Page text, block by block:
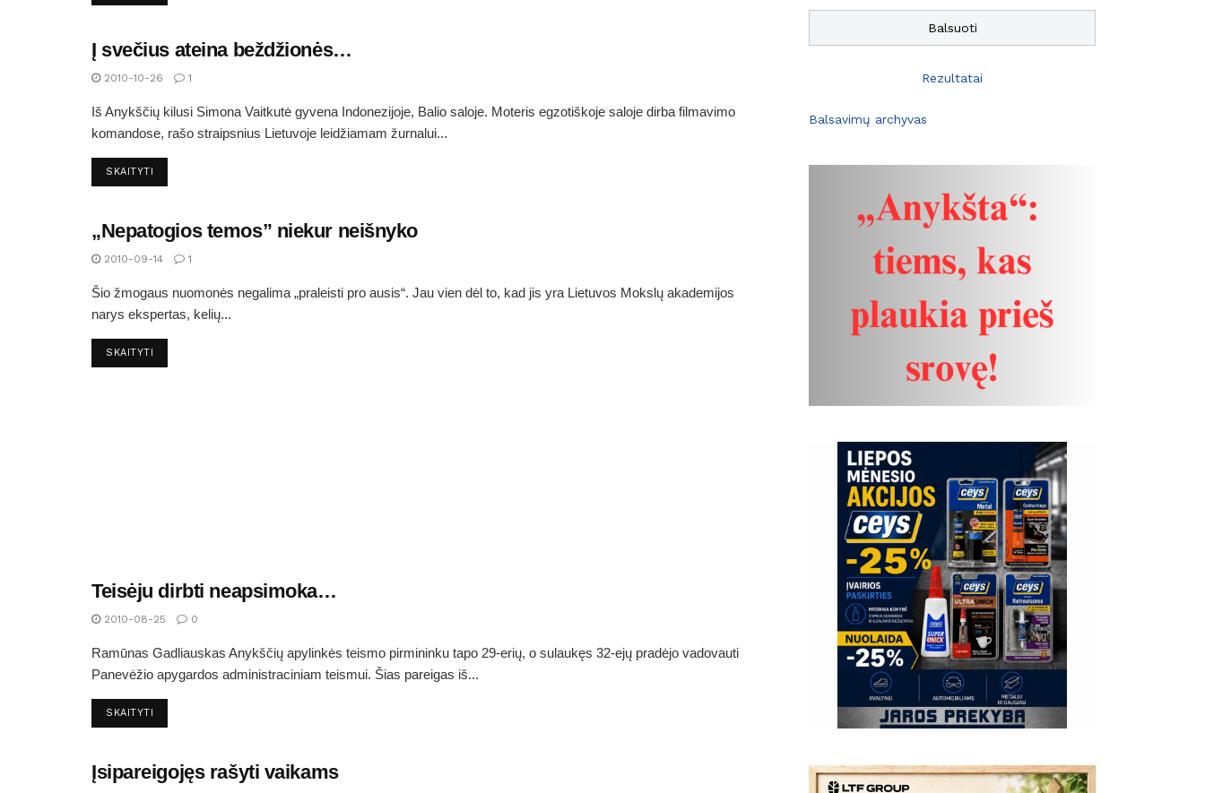
ARTIMI IR TOLIMI ANYKŠTĖNAI
Į svečius ateina beždžionės…
2010-10-26 1
Iš Anykščių kilusi Simona Vaitkutė gyvena Indonezijoje, Balio saloje. Moteris egzotiškoje saloje dirba filmavimo
komandose, rašo straipsnius Lietuvoje leidžiamam žurnalui...
SKAITYTI
ARTIMI IR TOLIMI ANYKŠTĖNAI
„Nepatogios temos” niekur neišnyko
2010-09-14 1
Šio žmogaus nuomonės negalima „praleisti pro ausis“. Jau vien dėl to, kad jis yra Lietuvos Mokslų akademijos
narys ekspertas, kelių...
SKAITYTI
ARTIMI IR TOLIMI ANYKŠTĖNAI
Teisėju dirbti neapsimoka…
2010-08-25 0
Ramūnas Gadliauskas Anykščių apylinkės teismo pirmininku tapo 29-erių, o sulaukęs 32-ejų pradėjo vadovauti
Panevėžio apygardos administraciniam teismui. Šias pareigas iš...
SKAITYTI
ARTIMI IR TOLIMI ANYKŠTĖNAI
Įsipareigojęs rašyti vaikams
Rezultatai
Balsavimų archyvas